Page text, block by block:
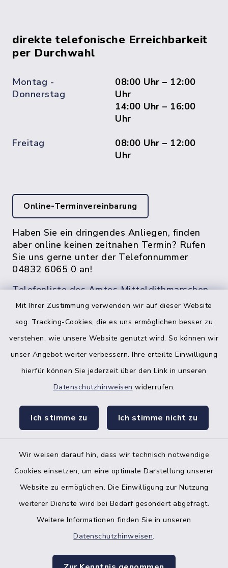
Mit Ihrer Zustimmung verwenden wir auf dieser Website
sog. Tracking-Cookies, die es uns ermöglichen besser zu
verstehen, wie unsere Website genutzt wird. So können wir
unser Angebot weiter verbessern. Ihre erteilte Einwilligung
hierfür können Sie jederzeit über den Link in unseren
Datenschutzhinweisen widerrufen.
Ich stimme zu Ich stimme nicht zu
Wir weisen darauf hin, dass wir technisch notwendige
Cookies einsetzen, um eine optimale Darstellung unserer
Website zu ermöglichen. Die Einwilligung zur Nutzung
weiterer Dienste wird bei Bedarf gesondert abgefragt.
Weitere Informationen finden Sie in unseren
Datenschutzhinweisen.
direkte telefonische Erreichbarkeit
per Durchwahl
Montag -
Donnerstag
08:00 Uhr – 12:00
Uhr
14:00 Uhr – 16:00
Uhr
Freitag
08:00 Uhr – 12:00
Uhr
Online-Terminvereinbarung
Haben Sie ein dringendes Anliegen, finden
aber online keinen zeitnahen Termin? Rufen
Sie uns gerne unter der Telefonnummer
04832 6065 0 an!
Telefonliste des Amtes Mitteldithmarschen
facebook
Bankverbindung der Amtskasse
Barrierefreiheit